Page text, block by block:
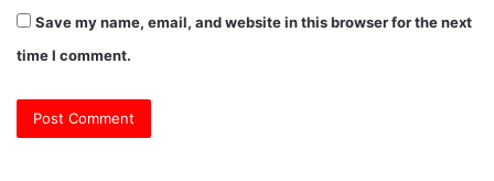
Save my name, email, and website in this browser for the next
time I comment.